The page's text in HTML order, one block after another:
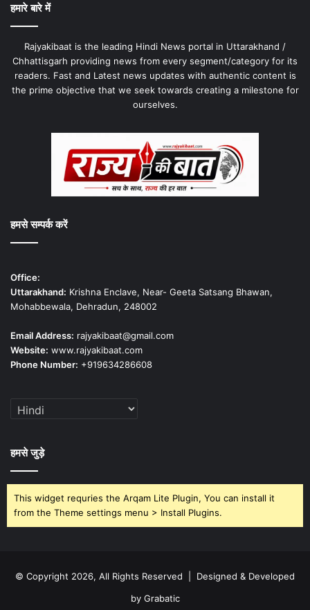
हमारे बारे में
Rajyakibaat is the leading Hindi News portal in Uttarakhand /
Chhattisgarh providing news from every segment/category for its
readers. Fast and Latest news updates with authentic content is
the prime objective that we seek towards creating a milestone for
ourselves.
हमसे सम्पर्क करें
Office:
Uttarakhand: Krishna Enclave, Near- Geeta Satsang Bhawan,
Mohabbewala, Dehradun, 248002
Email Address: rajyakibaat@gmail.com
Website: www.rajyakibaat.com
Phone Number: +919634286608
हमसे जुड़े
This widget requries the Arqam Lite Plugin, You can install it
from the Theme settings menu > Install Plugins.
© Copyright 2026, All Rights Reserved | Designed & Developed
by Grabatic